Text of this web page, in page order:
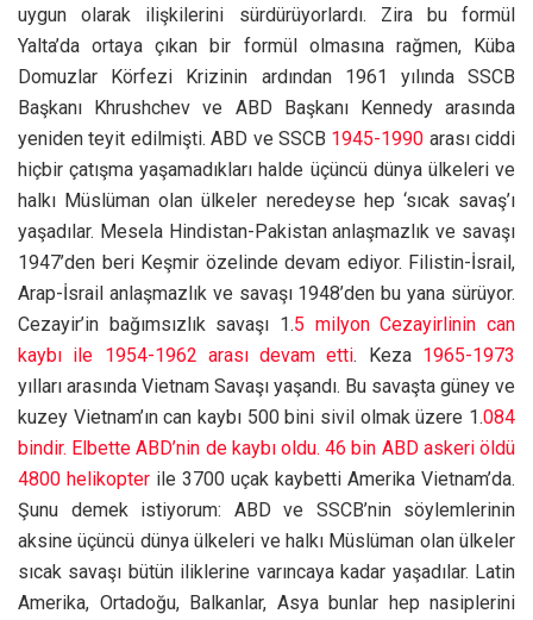
uygun olarak ilişkilerini sürdürüyorlardı. Zira bu formül
Yalta’da ortaya çıkan bir formül olmasına rağmen, Küba
Domuzlar Körfezi Krizinin ardından 1961 yılında SSCB
Başkanı Khrushchev ve ABD Başkanı Kennedy arasında
yeniden teyit edilmişti. ABD ve SSCB 1945-1990 arası ciddi
hiçbir çatışma yaşamadıkları halde üçüncü dünya ülkeleri ve
halkı Müslüman olan ülkeler neredeyse hep ‘sıcak savaş’ı
yaşadılar. Mesela Hindistan-Pakistan anlaşmazlık ve savaşı
1947’den beri Keşmir özelinde devam ediyor. Filistin-İsrail,
Arap-İsrail anlaşmazlık ve savaşı 1948’den bu yana sürüyor.
Cezayir’in bağımsızlık savaşı 1.5 milyon Cezayirlinin can
kaybı ile 1954-1962 arası devam etti. Keza 1965-1973
yılları arasında Vietnam Savaşı yaşandı. Bu savaşta güney ve
kuzey Vietnam’ın can kaybı 500 bini sivil olmak üzere 1.084
bindir. Elbette ABD’nin de kaybı oldu. 46 bin ABD askeri öldü
4800 helikopter ile 3700 uçak kaybetti Amerika Vietnam’da.
Şunu demek istiyorum: ABD ve SSCB’nin söylemlerinin
aksine üçüncü dünya ülkeleri ve halkı Müslüman olan ülkeler
sıcak savaşı bütün iliklerine varıncaya kadar yaşadılar. Latin
Amerika, Ortadoğu, Balkanlar, Asya bunlar hep nasiplerini